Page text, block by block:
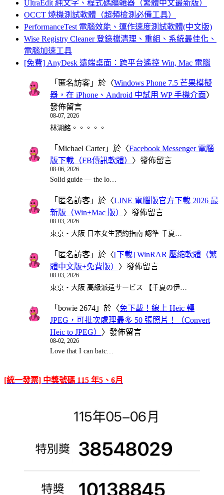
UltraEdit 純文字、程式碼編輯器（繁體中文最新版）
OCCT 燒機測試軟體（超頻檢測必備工具）
PerformanceTest 電腦效能、運作速度測試軟體(中文版)
Wise Registry Cleaner 登錄檔清理、重組、系統最佳化、
電腦加速工具
[免費] AnyDesk 遠端桌面：跨平台遙控 Win, Mac 電腦
「 匿名訪客 」於〈Windows Phone 7.5 芒果模擬
器，在 iPhone、Android 中試用 WP 手機介面〉
發佈留言
08-07, 2026
林湖銘。。。。。
「 Michael Carter」於〈Facebook Messenger 電腦
版下載（FB傳訊軟體） 〉發佈留言
08-06, 2026
Solid guide — the lo…
「 匿名訪客 」於〈LINE 電腦版官方下載 2026 最
新版（Win+Mac 版） 〉發佈留言
08-03, 2026
東京・大阪 日本女生預約指南 認準 千夏…
「 匿名訪客 」於〈[下載] WinRAR 壓縮軟體（繁
體中文版+免費版） 〉發佈留言
08-03, 2026
東京・大阪 高級派遣サービス 【千夏の伊…
「 bowie 2674 」於〈免下載！線上 Heic 轉
JPEG，可批次處理最多 50 張照片！（Convert
Heic to JPEG） 〉發佈留言
08-02, 2026
Love that I can batc…
[統一發票] 中獎號碼 115 年5、6月